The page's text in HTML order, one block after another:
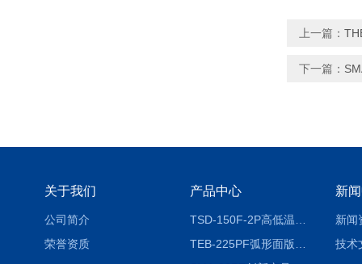
上一篇：
下一篇：
关于我们
公司简介
荣誉资质
产品中心 新
新闻
技术